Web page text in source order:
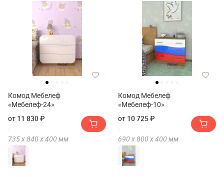
Комод Мебелеф
«Мебелеф-24»
от 11 830 ₽
735 х840 х400 мм
Комод Мебелеф
«Мебелеф-10»
от 10 725 ₽
690 х800 х400 мм